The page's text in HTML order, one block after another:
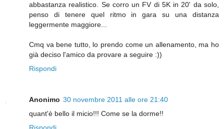
abbastanza realistico. Se corro un FV di 5K in 20' da solo,
penso di tenere quel ritmo in gara su una distanza
leggermente maggiore...
Cmq va bene tutto, lo prendo come un allenamento, ma ho
già deciso l'amico da provare a seguire :))
Rispondi
Anonimo 30 novembre 2011 alle ore 21:40
quant'è bello il micio!!! Come se la dorme!!